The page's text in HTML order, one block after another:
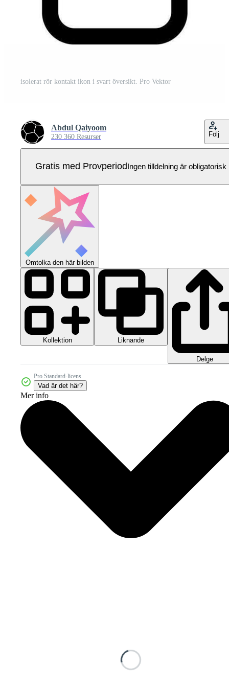
isolerat rör kontakt ikon i svart översikt. Pro Vektor
Abdul Qaiyoom
230 360 Resurser Följ
Gratis med ProvperiodIngen tilldelning är obligatorisk
Omtolka den här bilden
Kollektion Liknande
Delge
Pro Standard-licens
Vad är det här?
Mer info